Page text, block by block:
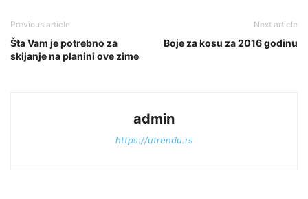
Previous article
Šta Vam je potrebno za
skijanje na planini ove zime
Next article
Boje za kosu za 2016 godinu
admin
https://utrendu.rs